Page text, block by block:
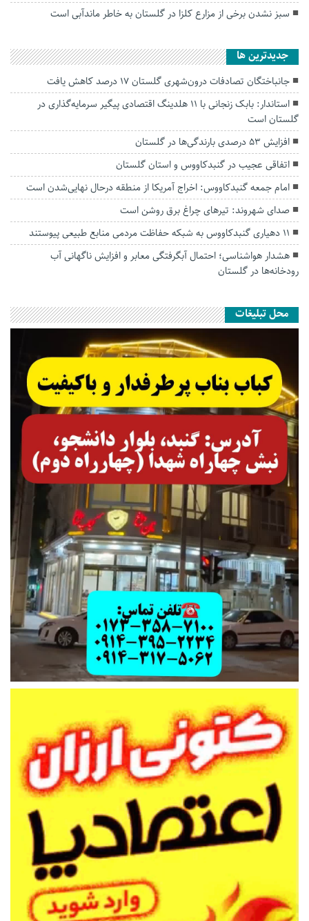
سبز نشدن برخی از مزارع کلزا در گلستان به خاطر ماندآبی است
جديدترين ها
جانباختگان تصادفات درون‌شهری گلستان ۱۷ درصد کاهش یافت
استاندار: بابک زنجانی با ۱۱ هلدینگ اقتصادی پیگیر سرمایه‌گذاری در
گلستان است
افزایش ۵۳ درصدی بارندگی‌ها در گلستان
اتفاقی عجیب در‌ گنبدکاووس و استان گلستان
امام جمعه گنبدکاووس: اخراج آمریکا از منطقه درحال نهایی‌شدن است
صدای شهروند: تیرهای چراغ برق روشن است
۱۱ دهیاری گنبدکاووس به شبکه حفاظت مردمی منابع طبیعی پیوستند
هشدار هواشناسی؛ احتمال آبگرفتگی معابر و افزایش ناگهانی آب
رودخانه‌ها در گلستان
محل تبلیغات